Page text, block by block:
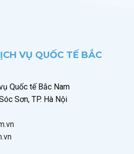
VỤ QUỐC TẾ BẮC
Quốc tế Bắc Nam
Sơn, TP. Hà Nội